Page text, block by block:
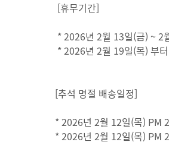
[휴무기간]
* 2026년 2월 13일(금) ~ 2
* 2026년 2월 19일(목) 부
[추석 명절 배송일정]
* 2026년 2월 12일(목) PM
* 2026년 2월 12일(목) PM